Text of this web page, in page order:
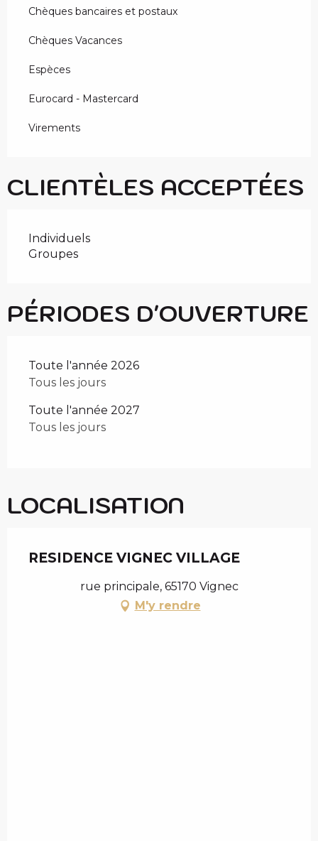
Chèques bancaires et postaux
Chèques Vacances
Espèces
Eurocard - Mastercard
Virements
CLIENTÈLES ACCEPTÉES
Individuels
Groupes
PÉRIODES D'OUVERTURE
Toute l'année 2026
Tous les jours
Toute l'année 2027
Tous les jours
LOCALISATION
RESIDENCE VIGNEC VILLAGE
rue principale, 65170 Vignec
M'y rendre